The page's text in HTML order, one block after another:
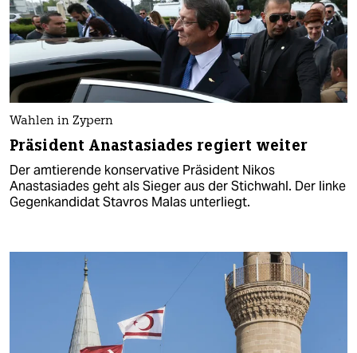
Wahlen in Zypern
Präsident Anastasiades regiert weiter
Der amtierende konservative Präsident Nikos
Anastasiades geht als Sieger aus der Stichwahl. Der linke
Gegenkandidat Stavros Malas unterliegt.